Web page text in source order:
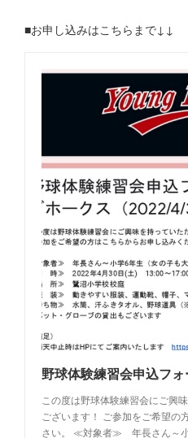
■お申し込みはこちらまで↓↓
この度は野球体験練習会にご興
ございます！ ご参加をご希望の
さい。 ≪対象者≫ 年長さん～小